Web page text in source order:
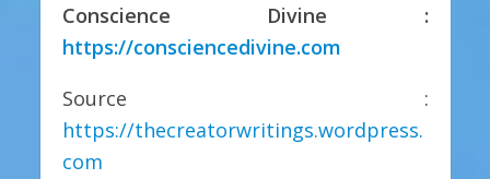
Conscience Divine :
https://consciencedivine.com
Source :
https://thecreatorwritings.wordpress.
com